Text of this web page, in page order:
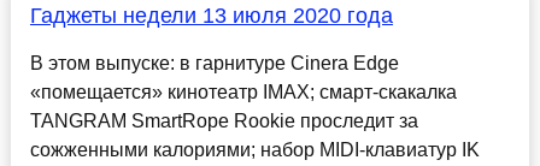
Гаджеты недели 13 июля 2020 года
В этом выпуске: в гарнитуре Cinera Edge
«помещается» кинотеатр IMAX; смарт-скакалка
TANGRAM SmartRope Rookie проследит за
сожженными калориями; набор МIDI-клавиатур IK